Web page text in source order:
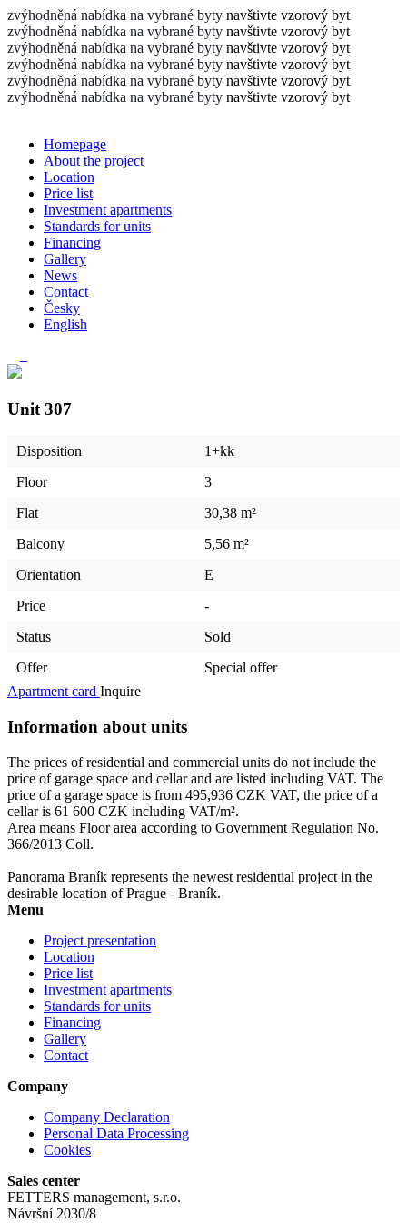
zvýhodněná nabídka na vybrané byty navštivte vzorový byt
zvýhodněná nabídka na vybrané byty navštivte vzorový byt
zvýhodněná nabídka na vybrané byty navštivte vzorový byt
zvýhodněná nabídka na vybrané byty navštivte vzorový byt
zvýhodněná nabídka na vybrané byty navštivte vzorový byt
zvýhodněná nabídka na vybrané byty navštivte vzorový byt
Homepage
About the project
Location
Price list
Investment apartments
Standards for units
Financing
Gallery
News
Contact
Česky
English
Unit 307
Disposition
1+kk
Floor
3
Flat
30,38 m²
Balcony
5,56 m²
Orientation
E
Price
-
Status
Sold
Offer
Special offer
Apartment card Inquire
Information about units
The prices of residential and commercial units do not include the
price of garage space and cellar and are listed including VAT. The
price of a garage space is from 495,936 CZK VAT, the price of a
cellar is 61 600 CZK including VAT/m².
Area means Floor area according to Government Regulation No.
366/2013 Coll.
Panorama Braník represents the newest residential project in the
desirable location of Prague - Braník.
Menu
Project presentation
Location
Price list
Investment apartments
Standards for units
Financing
Gallery
Contact
Company
Company Declaration
Personal Data Processing
Cookies
Sales center
FETTERS management, s.r.o.
Návršní 2030/8